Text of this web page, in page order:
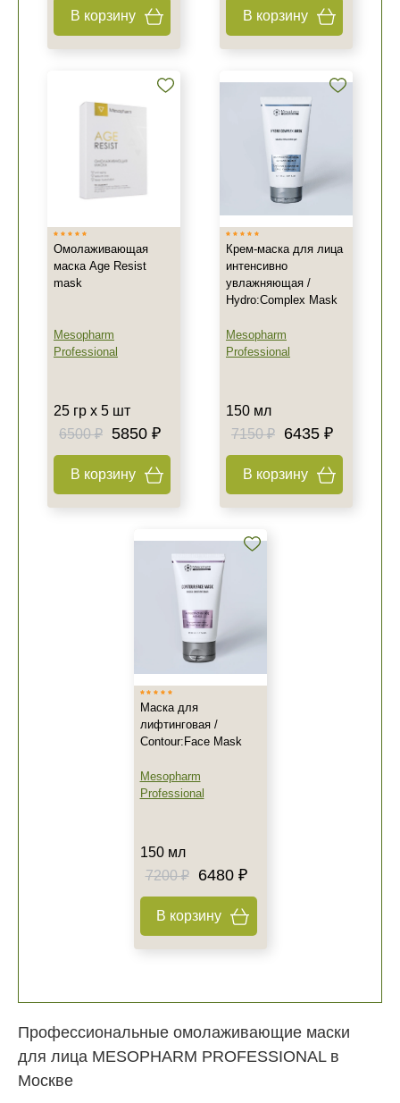
В корзину В корзину
Омолаживающая
маска Age Resist
mask
Mesopharm
Professional
25 гр х 5 шт
6500 ₽ 5850 ₽
В корзину
Крем-маска для лица
интенсивно
увлажняющая /
Hydro:Complex Mask
Mesopharm
Professional
150 мл
7150 ₽
6435 ₽
В корзину
Маска для
лифтинговая /
Contour:Face Mask
Mesopharm
Professional
150 мл
7200 ₽
6480 ₽
В корзину
Профессиональные омолаживающие маски
для лица MESOPHARM PROFESSIONAL в
Москве